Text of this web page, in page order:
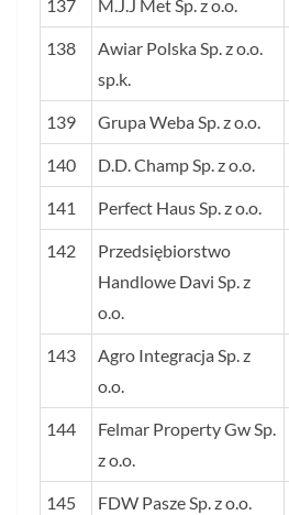
137 M.J.J Met Sp. z o.o.
138
Awiar Polska Sp. z o.o.
sp.k.
139 Grupa Weba Sp. z o.o.
140 D.D. Champ Sp. z o.o.
141 Perfect Haus Sp. z o.o.
142
Przedsiębiorstwo
Handlowe Davi Sp. z
o.o.
143
Agro Integracja Sp. z
o.o.
144
Felmar Property Gw Sp.
z o.o.
145 FDW Pasze Sp. z o.o.